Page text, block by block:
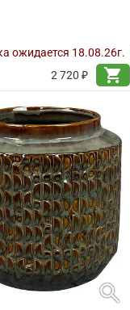
ожидается 18.08.26г.
2 720 ₽
shopping_cart
search